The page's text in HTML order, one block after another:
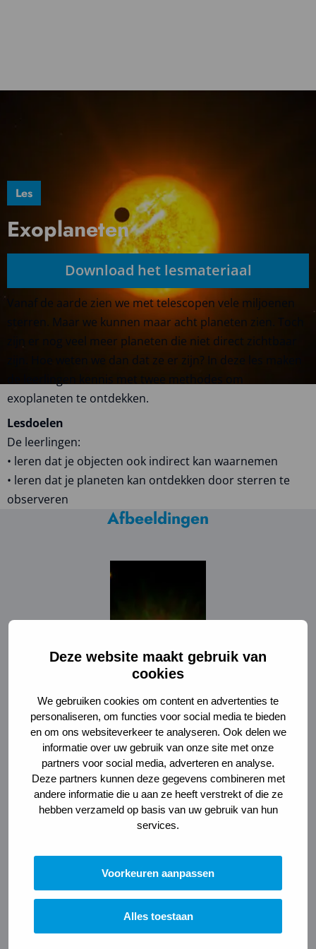
Deze website maakt gebruik van
cookies
We gebruiken cookies om content en advertenties te
personaliseren, om functies voor social media te bieden
en om ons websiteverkeer te analyseren. Ook delen we
informatie over uw gebruik van onze site met onze
partners voor social media, adverteren en analyse.
Deze partners kunnen deze gegevens combineren met
andere informatie die u aan ze heeft verstrekt of die ze
hebben verzameld op basis van uw gebruik van hun
services.
Voorkeuren aanpassen
Alles toestaan
Exoplaneten
Les
Download het lesmateriaal
Vanaf de aarde zien we met telescopen vele miljoenen
sterren. Maar we kunnen maar acht planeten zien. Toch
zijn er nog veel meer planeten die niet direct zichtbaar
zijn. Hoe weten we dan dat ze er zijn? In deze les maken
de leerlingen kennis met twee methodes om
exoplaneten te ontdekken.
Lesdoelen
De leerlingen:
• leren dat je objecten ook indirect kan waarnemen
• leren dat je planeten kan ontdekken door sterren te
observeren
Afbeeldingen
Open
&
enlarge
gallery
image